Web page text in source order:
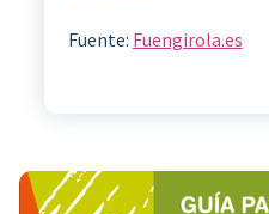
Fuente: Fuengirola.es